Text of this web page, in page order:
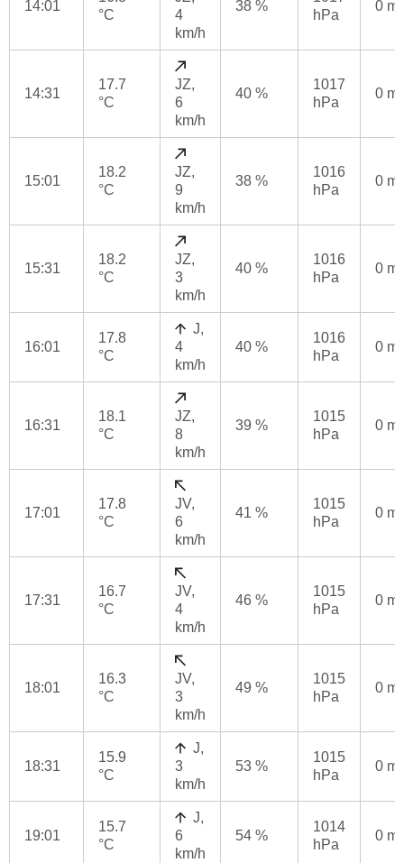
14:01
°C
4
km/h
38 %
hPa
0
14:31
17.7
°C
JZ,
6
km/h
40 %
1017
hPa
0
15:01
18.2
°C
JZ,
9
km/h
38 %
1016
hPa
0
15:31
18.2
°C
JZ,
3
km/h
40 %
1016
hPa
0
16:01
17.8
°C
J,
4
km/h
40 %
1016
hPa
0
16:31
18.1
°C
JZ,
8
km/h
39 %
1015
hPa
0
17:01
17.8
°C
JV,
6
km/h
41 %
1015
hPa
0
17:31
16.7
°C
JV,
4
km/h
46 %
1015
hPa
0
18:01
16.3
°C
JV,
3
km/h
49 %
1015
hPa
0
18:31
15.9
°C
J,
3
km/h
53 %
1015
hPa
0
19:01
15.7
°C
J,
6
km/h
54 %
1014
hPa
0